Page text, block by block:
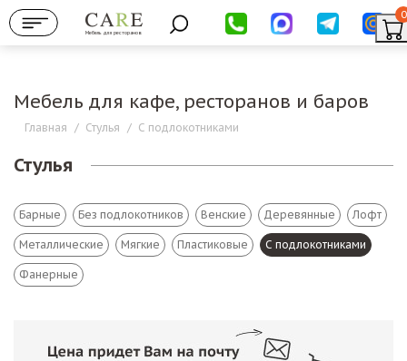
Мебель для ресторанов
0
Мебель для кафе, ресторанов и баров
Главная / Стулья / С подлокотниками
Стулья
Барные Без подлокотников Венские Деревянные Лофт
Металлические Мягкие Пластиковые С подлокотниками
Фанерные